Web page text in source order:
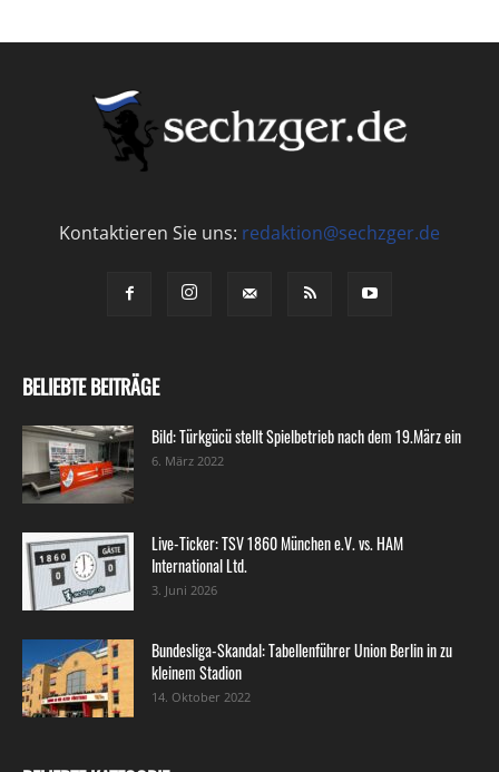
Kontaktieren Sie uns: redaktion@sechzger.de
BELIEBTE BEITRÄGE
Bild: Türkgücü stellt Spielbetrieb nach dem 19.März ein
6. März 2022
Live-Ticker: TSV 1860 München e.V. vs. HAM
International Ltd.
3. Juni 2026
Bundesliga-Skandal: Tabellenführer Union Berlin in zu
kleinem Stadion
14. Oktober 2022